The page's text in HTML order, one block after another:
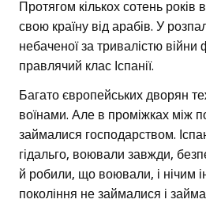
Протягом кількох сотень років
свою країну від арабів. У
небаченої за тривалістю
правлячий клас Іспанії.
Багато європейських дворян
воїнами. Але в проміжках між
займалися господарством.
гідальго, воювали завжди,
й робили, що воювали, і нічим
покоління не займалися і